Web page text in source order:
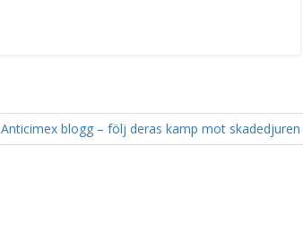
Anticimex blogg – följ deras kamp mot skadedjuren